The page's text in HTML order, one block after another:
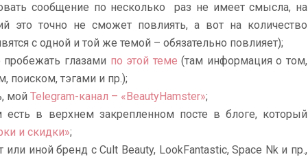
сообщение по несколько раз не имеет смысла, на
это точно не сможет повлиять, а вот на количество
с одной и той же темой – обязательно повлияет);
глазами по этой теме (там информация о том,
поиском, тэгами и пр.);
мой Telegram-канал – «BeautyHamster»;
в верхнем закрепленном посте в блоге, который
и скидки»;
или иной бренд с Cult Beauty, LookFantastic, Space Nk и пр.,